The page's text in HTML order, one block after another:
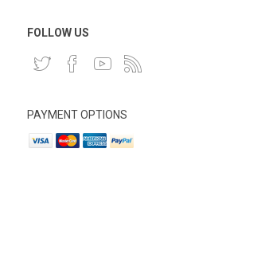
FOLLOW US
PAYMENT OPTIONS